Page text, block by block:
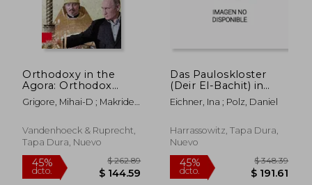
dcto. $ 202.06 dcto. $
Orthodoxy in the
Agora: Orthodox
Christian Political
Theologies Across
Grigore, Mihai-D ; Makrides,
Vandenhoeck & Ruprecht,
Tapa Dura, Nuevo
Das Pauloskloster
(Deir El-Bachit) in
Den Bergen Von
Djeme/Oberagypten:
Monchsgemeinschaft
Am Rande Der
Internationaler
Workshop an Der Os
Eichner, Ina ; Polz, Daniel
Harrassowitz, Tapa Dura,
Nuevo